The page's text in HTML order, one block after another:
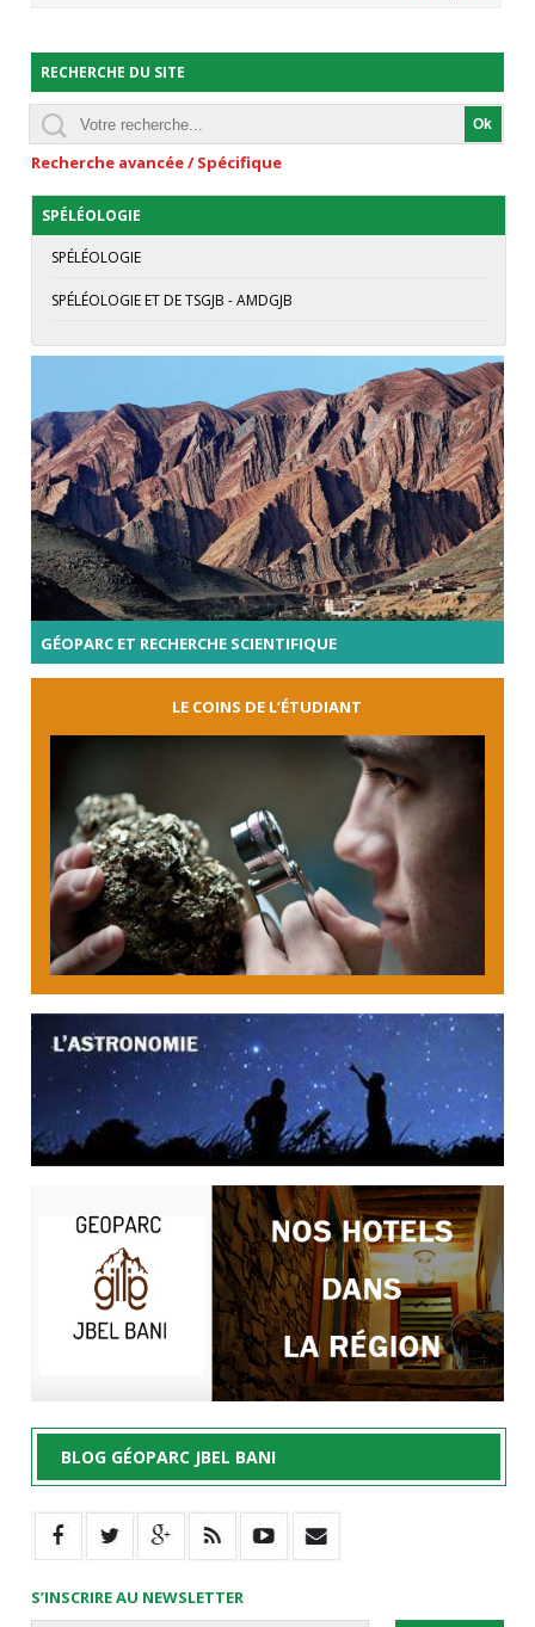
RECHERCHE DU SITE
Recherche avancée / Spécifique
SPÉLÉOLOGIE
SPÉLÉOLOGIE
SPÉLÉOLOGIE ET DE TSGJB - AMDGJB
GÉOPARC ET RECHERCHE SCIENTIFIQUE
LE COINS DE L’ÉTUDIANT
BLOG GÉOPARC JBEL BANI
S’INSCRIRE AU NEWSLETTER